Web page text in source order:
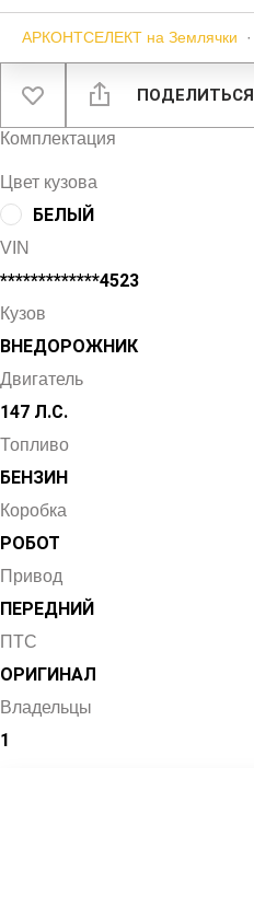
АРКОНТСЕЛЕКТ на Землячки ·
ПОДЕЛИТЬСЯ
Комплектация
Цвет кузова
БЕЛЫЙ
VIN
*************4523
Кузов
ВНЕДОРОЖНИК
Двигатель
147 Л.С.
Топливо
БЕНЗИН
Коробка
РОБОТ
Привод
ПЕРЕДНИЙ
ПТС
ОРИГИНАЛ
Владельцы
1